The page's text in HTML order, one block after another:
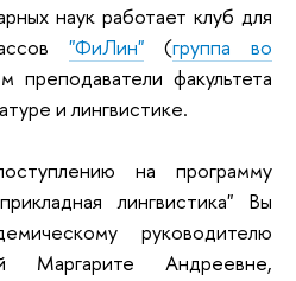
наук работает клуб для
"ФиЛин" (группа во
преподаватели факультета
и лингвистике.
на программу
лингвистика" Вы
руководителю
Маргарите Андреевне,